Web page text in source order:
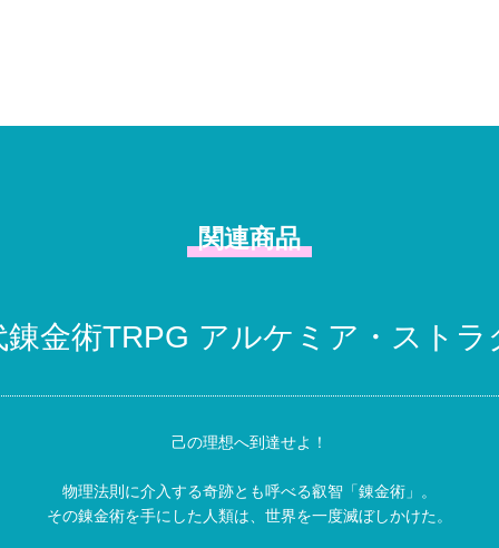
関連商品
錬金術TRPG アルケミア・ストラ
己の理想へ到達せよ！
物理法則に介入する奇跡とも呼べる叡智「錬金術」。
その錬金術を手にした人類は、世界を一度滅ぼしかけた。